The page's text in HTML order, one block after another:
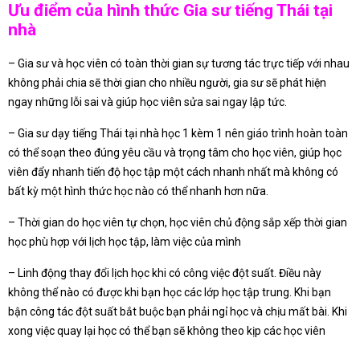
Ưu điểm của hình thức Gia sư tiếng Thái tại
nhà
– Gia sư và học viên có toàn thời gian sự tương tác trực tiếp với nhau
không phải chia sẽ thời gian cho nhiều người, gia sư sẽ phát hiện
ngay những lỗi sai và giúp học viên sửa sai ngay lập tức.
– Gia sư dạy tiếng Thái tại nhà học 1 kèm 1 nên giáo trình hoàn toàn
có thể soạn theo đúng yêu cầu và trọng tâm cho học viên, giúp học
viên đẩy nhanh tiến độ học tập một cách nhanh nhất mà không có
bất kỳ một hình thức học nào có thể nhanh hơn nữa.
– Thời gian do học viên tự chọn, học viên chủ động sắp xếp thời gian
học phù hợp với lịch học tập, làm việc của mình
– Linh động thay đổi lịch học khi có công việc đột suất. Điều này
không thể nào có được khi bạn học các lớp học tập trung. Khi bạn
bận công tác đột suất bắt buộc bạn phải ngỉ học và chịu mất bài. Khi
xong việc quay lại học có thể bạn sẽ không theo kịp các học viên